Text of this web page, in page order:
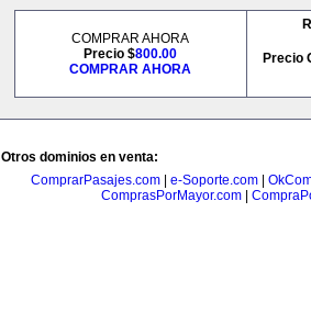
COMPRAR AHORA
Precio $800.00
COMPRAR AHORA
Precio
Otros dominios en venta:
ComprarPasajes.com
e-Soporte.com
ComprasPorMayor.com|